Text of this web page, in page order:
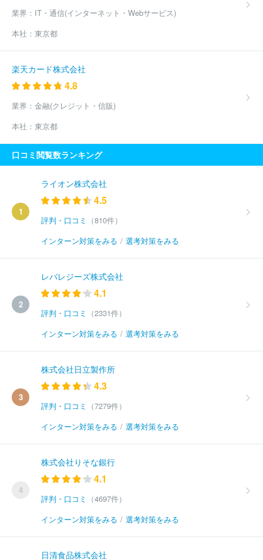
業界： IT・通信(インターネット・Webサービス)
本社： 東京都
楽天カード株式会社
4.8
業界： 金融(クレジット・信販)
本社： 東京都
口コミ閲覧数ランキング
1
ライオン株式会社
4.5
評判・口コミ
（810件）
インターン対策をみる / 選考対策をみる
2
レバレジーズ株式会社
4.1
評判・口コミ
（2331件）
インターン対策をみる / 選考対策をみる
3
株式会社日立製作所
4.3
評判・口コミ
（7279件）
インターン対策をみる / 選考対策をみる
4
株式会社りそな銀行
4.1
評判・口コミ
（4697件）
インターン対策をみる / 選考対策をみる
日清食品株式会社